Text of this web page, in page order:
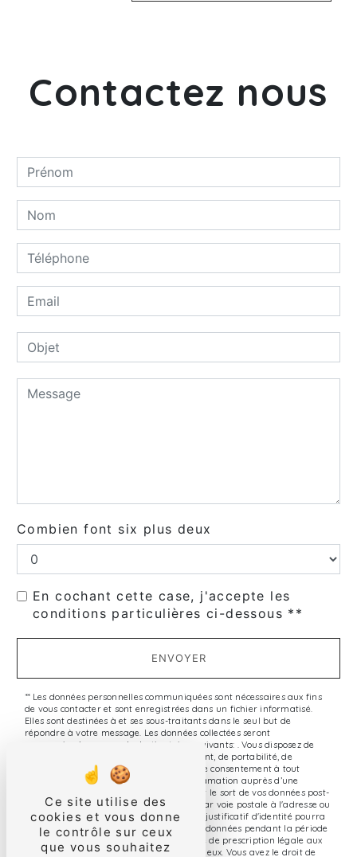
Contactez nous
Combien font six plus deux
En cochant cette case, j'accepte les
conditions particulières ci-dessous **
ENVOYER
** Les données personnelles communiquées sont nécessaires aux fins
de vous contacter et sont enregistrées dans un fichier informatisé.
Elles sont destinées à et ses sous-traitants dans le seul but de
répondre à votre message. Les données collectées seront
communiquées aux seuls destinataires suivants: . Vous disposez de
droits d’accès, de rectification, d’effacement, de portabilité, de
limitation, d’opposition, de retrait de votre consentement à tout
moment et du droit d’introduire une réclamation auprès d’une
autorité de contrôle, ainsi que d’organiser le sort de vos données post-
mortem. Vous pouvez exercer ces droits par voie postale à l'adresse ou
par courrier électronique à l'adresse . Un justificatif d'identité pourra
vous être demandé. Nous conservons vos données pendant la période
de prise de contact puis pendant la durée de prescription légale aux
fins probatoires et de gestion des contentieux. Vous avez le droit de
Ce site utilise des
cookies et vous donne
le contrôle sur ceux
que vous souhaitez